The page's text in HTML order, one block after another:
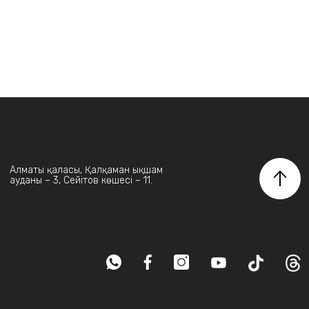
Алматы қаласы, Қалқаман ықшам
ауданы – 3, Сейітов көшесі – 11.